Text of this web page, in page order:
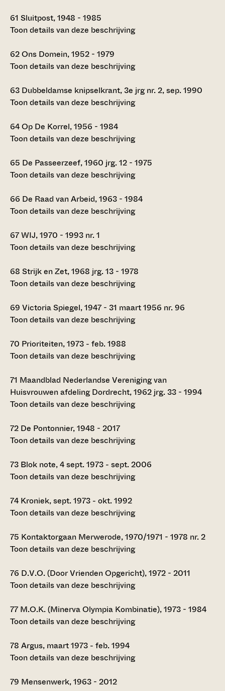
61 Sluitpost, 1948 - 1985
Toon details van deze beschrijving
62Ons Domein, 1952 - 1979
Toon details van deze beschrijving
63 Dubbeldamse knipselkrant, 3e jrg nr. 2, sep. 1990
Toon details van deze beschrijving
64Op De Korrel, 1956 - 1984
Toon details van deze beschrijving
65 De Passeerzeef, 1960 jrg. 12 - 1975
Toon details van deze beschrijving
66 De Raad van Arbeid, 1963 - 1984
Toon details van deze beschrijving
67WIJ, 1970 - 1993 nr. 1
Toon details van deze beschrijving
68 Strijk en Zet, 1968 jrg. 13 - 1978
Toon details van deze beschrijving
69 Victoria Spiegel, 1947 - 31 maart 1956 nr. 96
Toon details van deze beschrijving
70 Prioriteiten, 1973 - feb. 1988
Toon details van deze beschrijving
71 Maandblad Nederlandse Vereniging van
Huisvrouwen afdeling Dordrecht, 1962 jrg. 33 - 1994
Toon details van deze beschrijving
72 De Pontonnier, 1948 - 2017
Toon details van deze beschrijving
73 Blok note, 4 sept. 1973 - sept. 2006
Toon details van deze beschrijving
74 Kroniek, sept. 1973 - okt. 1992
Toon details van deze beschrijving
75 Kontaktorgaan Merwerode, 1970/1971 - 1978 nr. 2
Toon details van deze beschrijving
76 D.V.O. (Door Vrienden Opgericht), 1972 - 2011
Toon details van deze beschrijving
77 M.O.K. (Minerva Olympia Kombinatie), 1973 - 1984
Toon details van deze beschrijving
78 Argus, maart 1973 - feb. 1994
Toon details van deze beschrijving
79 Mensenwerk, 1963 - 2012